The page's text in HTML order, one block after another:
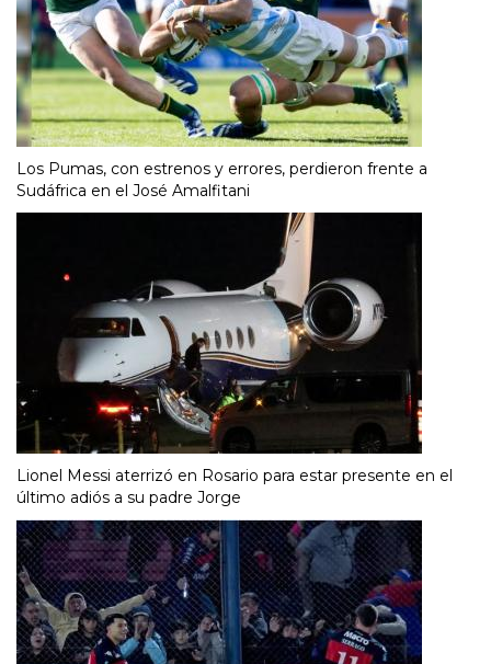
Los Pumas, con estrenos y errores, perdieron frente a
Sudáfrica en el José Amalfitani
Lionel Messi aterrizó en Rosario para estar presente en el
último adiós a su padre Jorge